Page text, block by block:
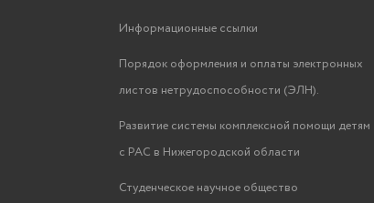
Информационные ссылки
Порядок оформления и оплаты электронных
листов нетрудоспособности (ЭЛН).
Развитие системы комплексной помощи детям
с РАС в Нижегородской области
Студенческое научное общество